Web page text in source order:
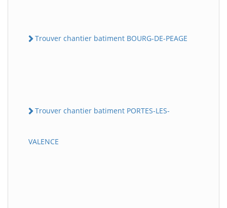
Trouver chantier batiment BOURG-DE-PEAGE
Trouver chantier batiment PORTES-LES-
VALENCE